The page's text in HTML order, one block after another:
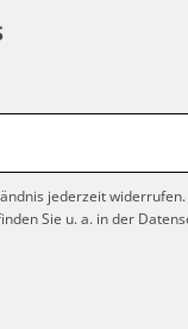
jederzeit
Sie u. a. in der